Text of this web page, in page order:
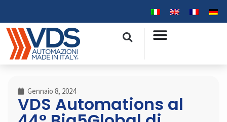
Gennaio 8, 2024
VDS Automations al